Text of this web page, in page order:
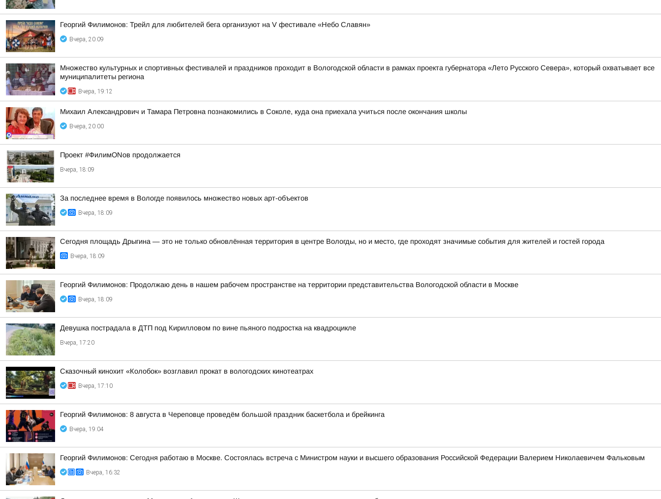
Георгий Филимонов: Трейл для любителей бега организуют на V фестивале «Небо Славян»
Вчера, 20:09
Множество культурных и спортивных фестивалей и праздников проходит в Вологодской области в рамках проекта губернатора «Лето Русского Севера», который охватывает все
муниципалитеты региона
Вчера, 19:12
Михаил Александрович и Тамара Петровна познакомились в Соколе, куда она приехала учиться после окончания школы
Вчера, 20:00
Проект #ФилимONов продолжается
Вчера, 18:09
За последнее время в Вологде появилось множество новых арт-объектов
Вчера, 18:09
Сегодня площадь Дрыгина — это не только обновлённая территория в центре Вологды, но и место, где проходят значимые события для жителей и гостей города
Вчера, 18:09
Георгий Филимонов: Продолжаю день в нашем рабочем пространстве на территории представительства Вологодской области в Москве
Вчера, 18:09
Девушка пострадала в ДТП под Кирилловом по вине пьяного подростка на квадроцикле
Вчера, 17:20
Сказочный кинохит «Колобок» возглавил прокат в вологодских кинотеатрах
Вчера, 17:10
Георгий Филимонов: 8 августа в Череповце проведём большой праздник баскетбола и брейкинга
Вчера, 19:04
Георгий Филимонов: Сегодня работаю в Москве. Состоялась встреча с Министром науки и высшего образования Российской Федерации Валерием Николаевичем Фальковым
Вчера, 16:32